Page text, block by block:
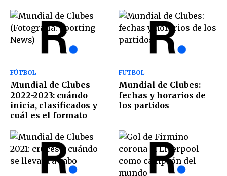
FÚTBOL
Mundial de Clubes
2022-2023: cuándo
inicia, clasificados y
cuál es el formato
FUTBOL
Mundial de Clubes:
fechas y horarios de
los partidos